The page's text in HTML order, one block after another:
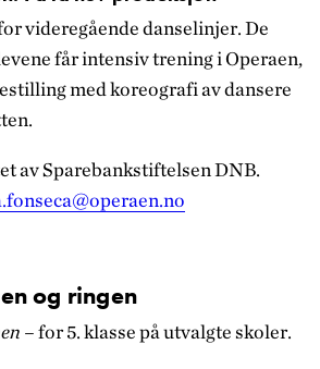
videregående danselinjer. De
får intensiv trening i Operaen,
med koreografi av dansere
av Sparebankstiftelsen DNB.
og ringen
–for 5. klasse på utvalgte skoler.